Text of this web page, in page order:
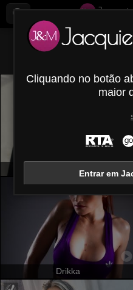
614
KatarinaNovak
Drikka
Cliquando no botão
maior
Entrar em